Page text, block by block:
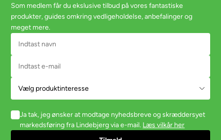
Som medlem får du ekslusive tilbud på vores fantastiske
produkter, guides omkring vedligeholdelse, anbefalinger og
meget mere.
Ja tak, jeg ønsker at modtage nyhedsbreve og skræddersyet
markedsføring fra Lindebjerg via e-mail. Læs vilkår her